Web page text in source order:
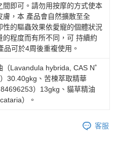
間即可。請勿用按摩的方式使本
膚，本 產品會自然擴散至全
性的驅蟲效果依愛寵的個體狀況
的程度而有所不同，可 持續約
品可於4周後重複使用。
（Lavandula hybrida, CAS N˚
30.40gkg、苦楝萃取精華
84696253）13gkg、貓草精油
）。
客服